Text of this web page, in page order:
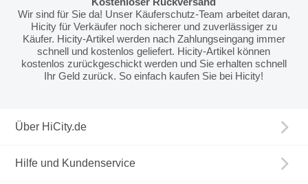
Wir sind für Sie da! Unser Käuferschutz-Team arbeitet daran,
Hicity für Verkäufer noch sicherer und zuverlässiger zu
Käufer. Hicity-Artikel werden nach Zahlungseingang immer
schnell und kostenlos geliefert. Hicity-Artikel können
kostenlos zurückgeschickt werden und Sie erhalten schnell
Ihr Geld zurück. So einfach kaufen Sie bei Hicity!
Über HiCity.de
Hilfe und Kundenservice